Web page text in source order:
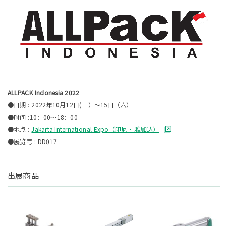
ALLPACK Indonesia 2022
●日期 : 2022年10月12日(三）～15日（六）
●时间 :10：00～18：00
●地点 :Jakarta International Expo（印尼・雅加达）
●展览号 : DD017
出展商品